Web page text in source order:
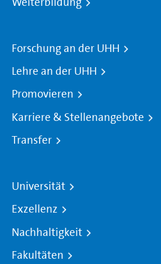
Forschung an der UHH
Lehre an der UHH
Promovieren
Karriere & Stellenangebote
Transfer
Universität
Exzellenz
Nachhaltigkeit
Fakultäten